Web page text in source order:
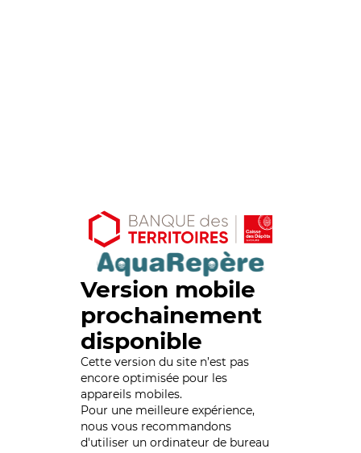
Version mobile
prochainement
disponible
Cette version du site n’est pas
encore optimisée pour les
appareils mobiles.
Pour une meilleure expérience,
nous vous recommandons
d'utiliser un ordinateur de bureau